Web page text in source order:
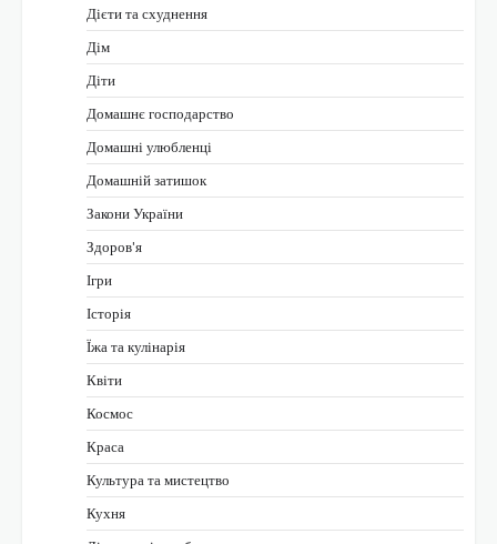
Дієти та схуднення
Дім
Діти
Домашнє господарство
Домашні улюбленці
Домашній затишок
Закони України
Здоров'я
Ігри
Історія
Їжа та кулінарія
Квіти
Космос
Краса
Культура та мистецтво
Кухня